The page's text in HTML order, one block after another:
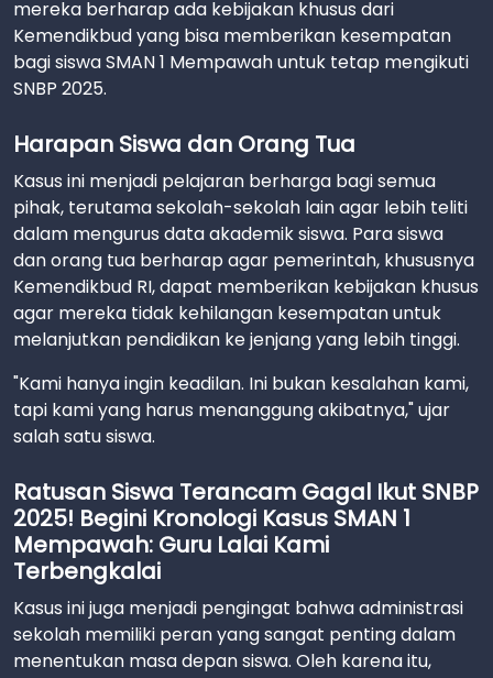
mereka berharap ada kebijakan khusus dari
Kemendikbud yang bisa memberikan kesempatan
bagi siswa SMAN 1 Mempawah untuk tetap mengikuti
SNBP 2025.
Harapan Siswa dan Orang Tua
Kasus ini menjadi pelajaran berharga bagi semua
pihak, terutama sekolah-sekolah lain agar lebih teliti
dalam mengurus data akademik siswa. Para siswa
dan orang tua berharap agar pemerintah, khususnya
Kemendikbud RI, dapat memberikan kebijakan khusus
agar mereka tidak kehilangan kesempatan untuk
melanjutkan pendidikan ke jenjang yang lebih tinggi.
"Kami hanya ingin keadilan. Ini bukan kesalahan kami,
tapi kami yang harus menanggung akibatnya," ujar
salah satu siswa.
Ratusan Siswa Terancam Gagal Ikut SNBP
2025! Begini Kronologi Kasus SMAN 1
Mempawah: Guru Lalai Kami
Terbengkalai
Kasus ini juga menjadi pengingat bahwa administrasi
sekolah memiliki peran yang sangat penting dalam
menentukan masa depan siswa. Oleh karena itu,